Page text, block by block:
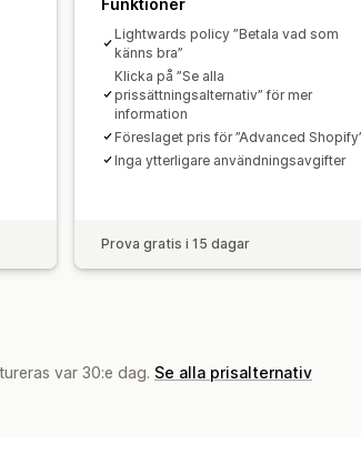
Lightwards policy ”Betala vad som
känns bra”
Klicka på ”Se alla
prissättningsalternativ” för mer
information
Föreslaget pris för ”Advanced
Inga ytterligare användningsavgifter
Prova gratis i 15 dagar
var 30:e dag. Se alla prisalternativ